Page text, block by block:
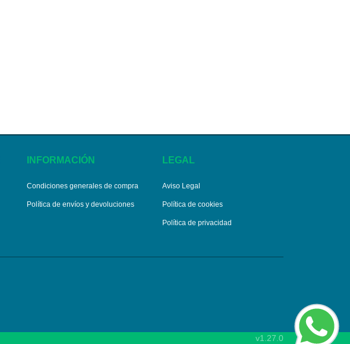
INFORMACIÓN
Condiciones generales de compra
Política de envíos y devoluciones
LEGAL
Aviso Legal
Política de cookies
Política de privacidad
v1.27.0